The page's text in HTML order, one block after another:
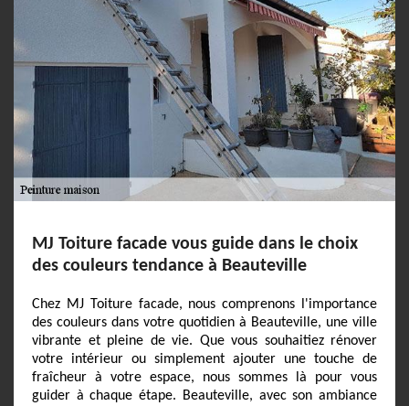
MJ Toiture facade vous guide dans le choix
des couleurs tendance à Beauteville
Chez MJ Toiture facade, nous comprenons l'importance
des couleurs dans votre quotidien à Beauteville, une ville
vibrante et pleine de vie. Que vous souhaitiez rénover
votre intérieur ou simplement ajouter une touche de
fraîcheur à votre espace, nous sommes là pour vous
guider à chaque étape. Beauteville, avec son ambiance